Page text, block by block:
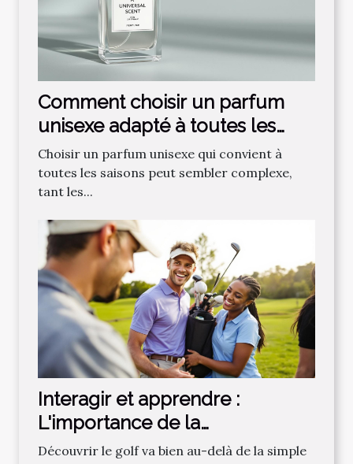
Comment choisir un parfum
unisexe adapté à toutes les
saisons ?
Choisir un parfum unisexe qui convient à
toutes les saisons peut sembler complexe,
tant les...
Interagir et apprendre :
L'importance de la
communauté dans
Découvrir le golf va bien au-delà de la simple